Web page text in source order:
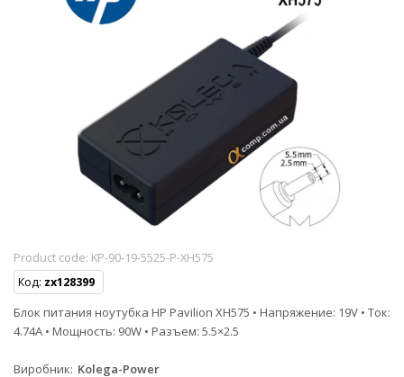
Product code: KP-90-19-5525-P-XH575
Код: zx128399
Блок питания ноутубка HP Pavilion XH575 • Напряжение: 19V • Ток:
4.74A • Мощность: 90W • Разъем: 5.5×2.5
Виробник Kolega-Power